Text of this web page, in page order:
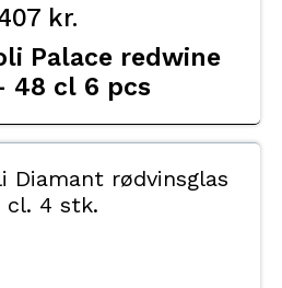
Palace redwine
48 cl 6 pcs
kr.